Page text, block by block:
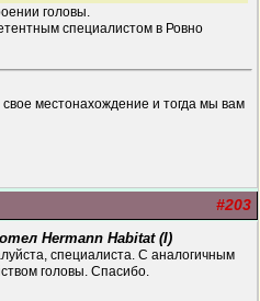
головы.
специалистом в Ровно
свое местонахождение и тогда мы вам
#203
Hermann Habitat (I)
специалиста. С аналогичным
головы. Спасибо.